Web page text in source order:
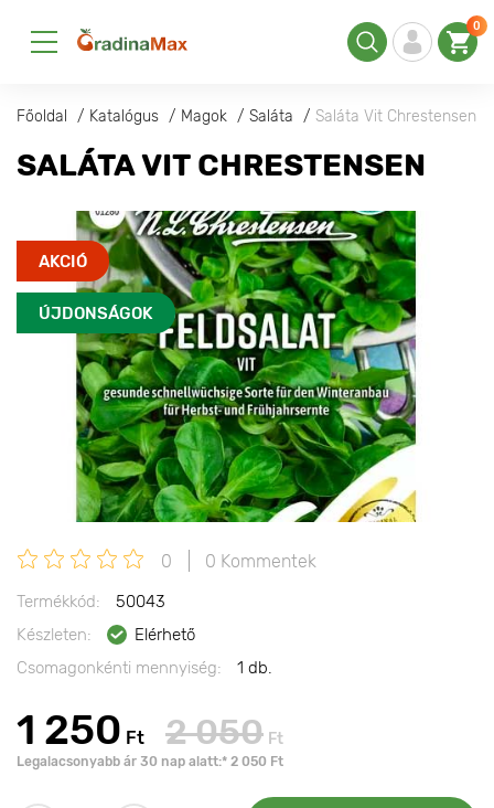
0
Főoldal Katalógus Magok Saláta Saláta Vit Chrestensen
SALÁTA VIT CHRESTENSEN
AKCIÓ
ÚJDONSÁGOK
0 0 Kommentek
Termékkód:
50043
Készleten:
Elérhető
Csomagonkénti mennyiség:
1 db.
1 250 Ft 2 050 Ft
Legalacsonyabb ár 30 nap alatt:* 2 050 Ft